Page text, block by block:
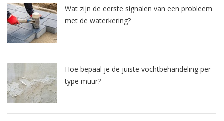
Wat zijn de eerste signalen van een probleem
met de waterkering?
Hoe bepaal je de juiste vochtbehandeling per
type muur?